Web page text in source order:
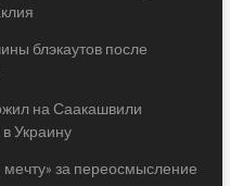
блэкаутов после
на Саакашвили
Украину
за переосмысление